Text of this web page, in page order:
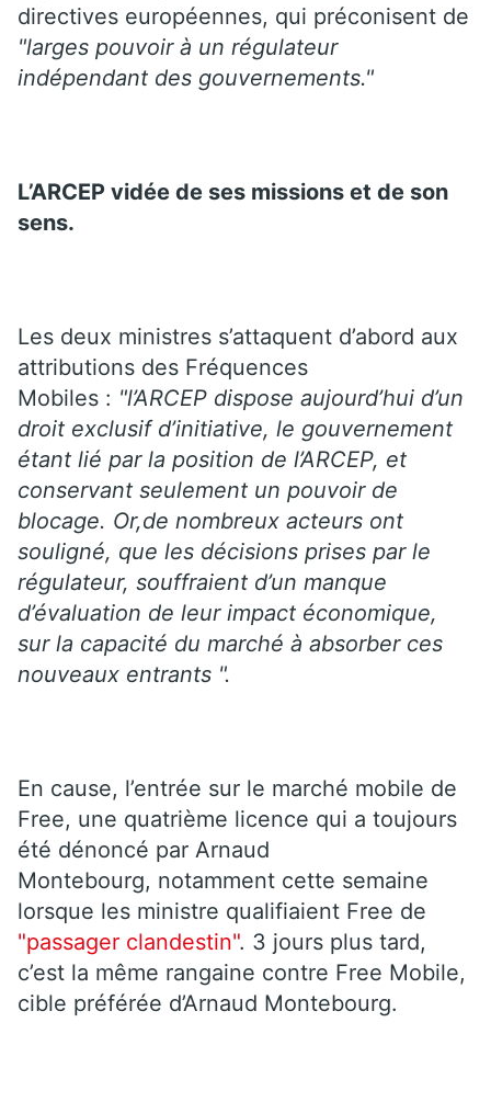
directives européennes, qui préconisent de
"larges pouvoir à un régulateur
indépendant des gouvernements."
L’ARCEP vidée de ses missions et de son
sens.
Les deux ministres s’attaquent d’abord aux
attributions des Fréquences
Mobiles : "l’ARCEP dispose aujourd’hui d’un
droit exclusif d’initiative, le gouvernement
étant lié par la position de l’ARCEP, et
conservant seulement un pouvoir de
blocage. Or,de nombreux acteurs ont
souligné, que les décisions prises par le
régulateur, souffraient d’un manque
d’évaluation de leur impact économique,
sur la capacité du marché à absorber ces
nouveaux entrants ".
En cause, l’entrée sur le marché mobile de
Free, une quatrième licence qui a toujours
été dénoncé par Arnaud
Montebourg, notamment cette semaine
lorsque les ministre qualifiaient Free de
"passager clandestin". 3 jours plus tard,
c’est la même rangaine contre Free Mobile,
cible préférée d’Arnaud Montebourg.